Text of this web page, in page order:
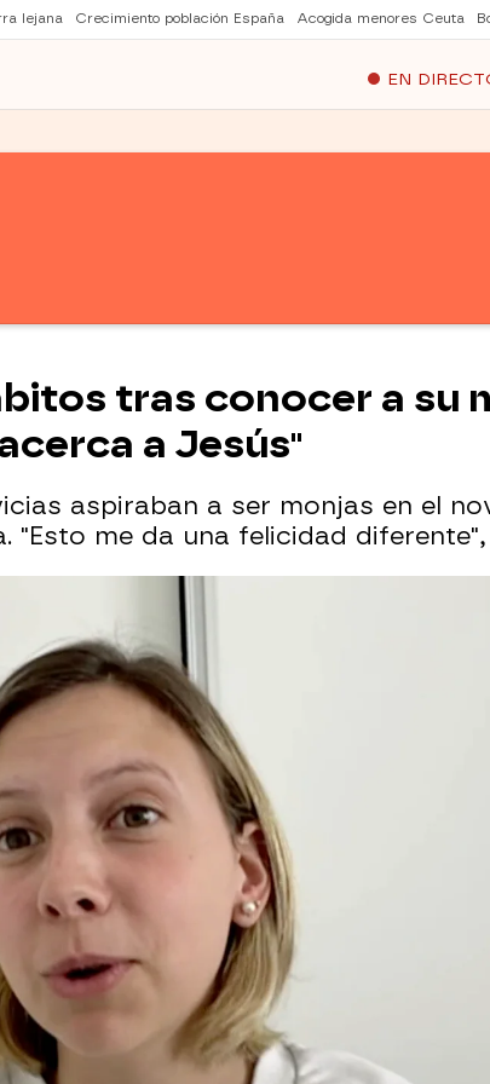
lejana Crecimiento población España Acogida menores Ceuta
EN
tras conocer a su
a Jesús"
aspiraban a ser monjas en el
"Esto me da una felicidad diferente",
Whatsapp